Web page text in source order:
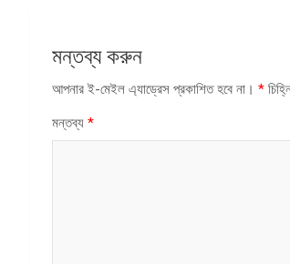
মন্তব্য করুন
আপনার ই-মেইল এ্যাড্রেস প্রকাশিত হবে না। *
মন্তব্য *